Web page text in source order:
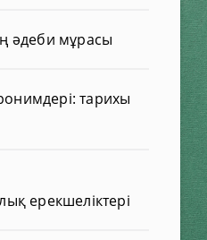
әдеби мұрасы
тарихы
ерекшеліктері